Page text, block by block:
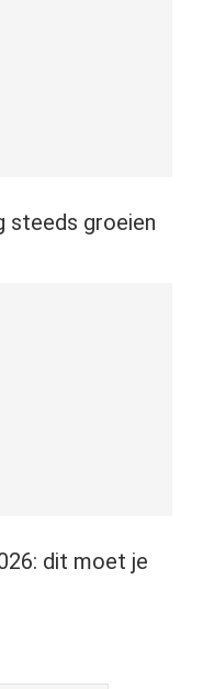
steeds groeien
dit moet je